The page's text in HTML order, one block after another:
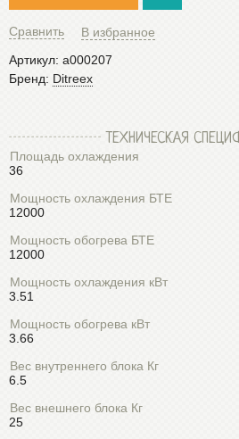
Сравнить
В избранное
Артикул: a000207
Бренд: Ditreex
ТЕХНИЧЕСКАЯ
Площадь охлаждения
36
Мощность охлаждения БТЕ
12000
Мощность обогрева БТЕ
12000
Мощность охлаждения кВт
3.51
Мощность обогрева кВт
3.66
Вес внутреннего блока Кг
6.5
Вес внешнего блока Кг
25